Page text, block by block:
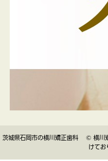
茨城県石岡市の横川矯正歯科 © 横川
けてお